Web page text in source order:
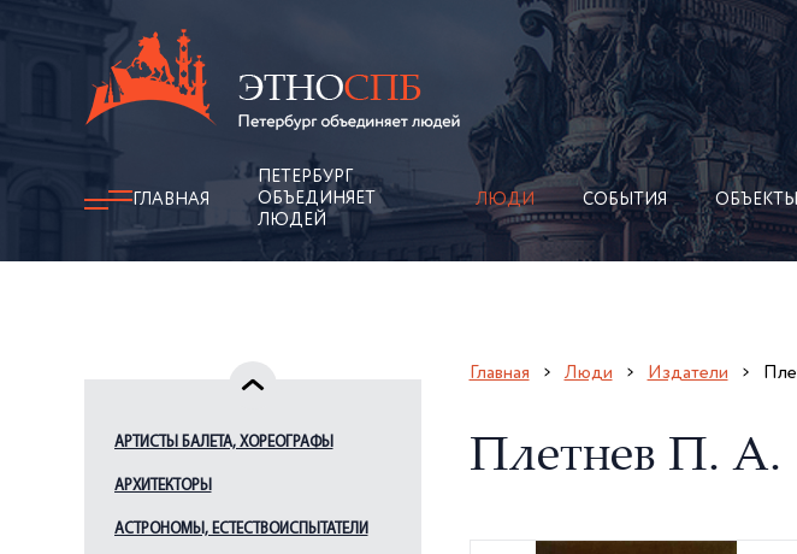
ГЛАВНАЯ
ПЕТЕРБУРГ
ОБЪЕДИНЯЕТ
ЛЮДЕЙ
ЛЮДИ СОБЫТИЯ ОБЪЕКТЫ
АРТИСТЫ БАЛЕТА, ХОРЕОГРАФЫ
АРХИТЕКТОРЫ
АСТРОНОМЫ, ЕСТЕСТВОИСПЫТАТЕЛИ
Главная Люди Издатели
Плетнев П. А.